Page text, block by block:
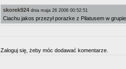
skorek924 dnia maja 26 2006 00:52:51
Ciachu jakos przezył porazke z Pilatusem w
Zaloguj się, żeby móc dodawać komentarze.